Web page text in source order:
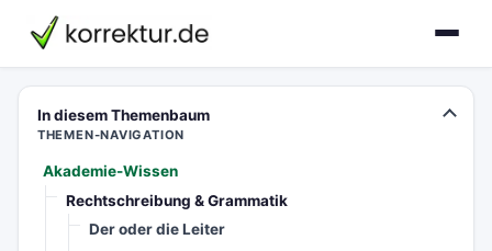
korrektur.de
In diesem Themenbaum
THEMEN-NAVIGATION
Akademie-Wissen
Rechtschreibung & Grammatik
Der oder die Leiter